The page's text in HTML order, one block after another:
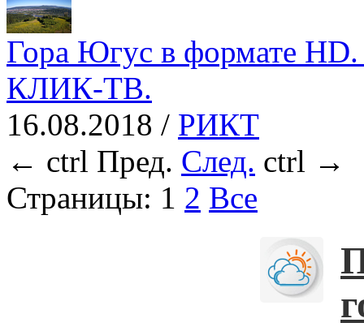
Гора Югус в формате HD.
КЛИК-ТВ.
16.08.2018 / РИКТ
← ctrl Пред. След. ctrl →
Страницы: 1 2 Все